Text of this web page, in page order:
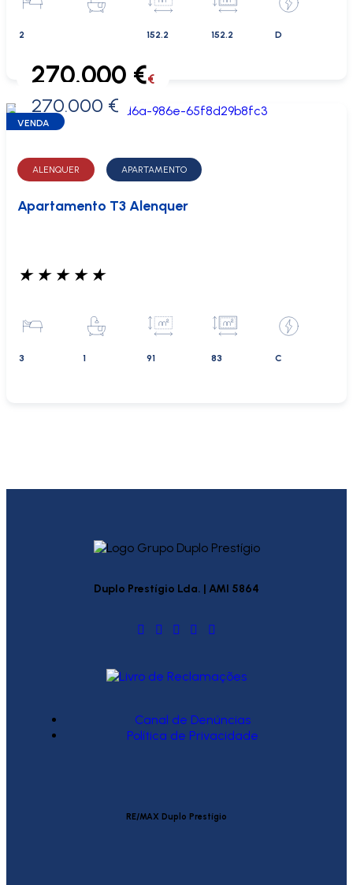
2 152.2 152.2 D
0 €
270.000 €€
270.000 €
VENDA
ALENQUER APARTAMENTO
Apartamento T3 Alenquer
★ ★ ★ ★ ★
3 1 91 83 C
Duplo Prestígio Lda. | AMI 5864
Canal de Denúncias
Política de Privacidade
RE/MAX Duplo Prestígio